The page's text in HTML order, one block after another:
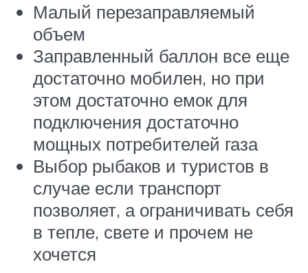
Малый перезаправляемый
объем
Заправленный баллон все еще
достаточно мобилен, но при
этом достаточно емок для
подключения достаточно
мощных потребителей газа
Выбор рыбаков и туристов в
случае если транспорт
позволяет, а ограничивать себя
в тепле, свете и прочем не
хочется